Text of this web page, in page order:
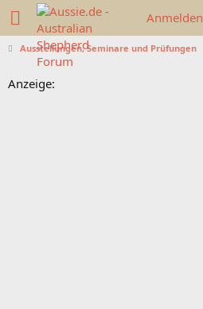
Anmelden
Ausstellungen, Seminare und Prüfungen
Anzeige: